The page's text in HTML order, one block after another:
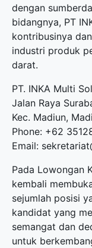
dengan
bidangnya, PT
kontribusinya
industri produk
darat.
PT. INKA Multi
Jalan Raya
Kec. Madiun,
Phone: +62
Email:
Pada Lowongan
kembali
sejumlah posisi
kandidat yang
semangat dan
untuk